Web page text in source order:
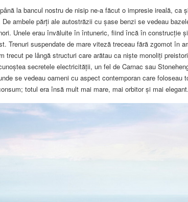
la bancul nostru de nisip ne-a făcut o impresie ireală, ca
ambele părți ale autostrăzii cu șase benzi se vedeau
Unele erau învăluite în întuneric, fiind încă în construcție
Trenuri suspendate de mare viteză treceau fără zgomot în
trecut pe lângă structuri care arătau ca niște monoliți
secretele electricității, un fel de Carnac sau
se vedeau oameni cu aspect contemporan care foloseau
totul era însă mult mai mare, mai orbitor și mai elegant.